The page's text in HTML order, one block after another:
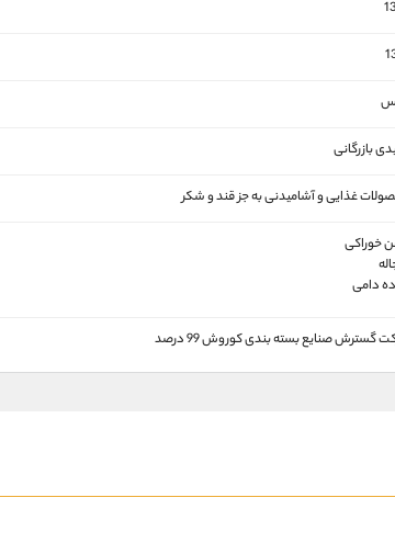
بازرگانی
غذايی و آشاميدنی به جز قند و شكر
خوراکی
دامی
گسترش صنايع بسته بندی كوروش 99 درصد